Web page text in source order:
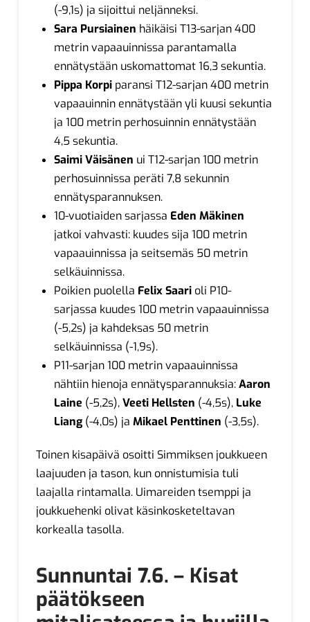
(-9,1s) ja sijoittui neljänneksi.
Sara Pursiainen häikäisi T13-sarjan 400
metrin vapaauinnissa parantamalla
ennätystään uskomattomat 16,3 sekuntia.
Pippa Korpi paransi T12-sarjan 400 metrin
vapaauinnin ennätystään yli kuusi sekuntia
ja 100 metrin perhosuinnin ennätystään
4,5 sekuntia.
Saimi Väisänen ui T12-sarjan 100 metrin
perhosuinnissa peräti 7,8 sekunnin
ennätysparannuksen.
10-vuotiaiden sarjassa Eden Mäkinen
jatkoi vahvasti: kuudes sija 100 metrin
vapaauinnissa ja seitsemäs 50 metrin
selkäuinnissa.
Poikien puolella Felix Saari oli P10-
sarjassa kuudes 100 metrin vapaauinnissa
(-5,2s) ja kahdeksas 50 metrin
selkäuinnissa (-1,9s).
P11-sarjan 100 metrin vapaauinnissa
nähtiin hienoja ennätysparannuksia:Aaron
Laine (-5,2s),Veeti Hellsten (-4,5s), Luke
Liang (-4,0s) jaMikael Penttinen (-3,5s).
Toinen kisapäivä osoitti Simmiksen joukkueen
laajuuden ja tason, kun onnistumisia tuli
laajalla rintamalla. Uimareiden tsemppi ja
joukkuehenki olivat käsinkosketeltavan
korkealla tasolla.
Sunnuntai 7.6. – Kisat
päätökseen